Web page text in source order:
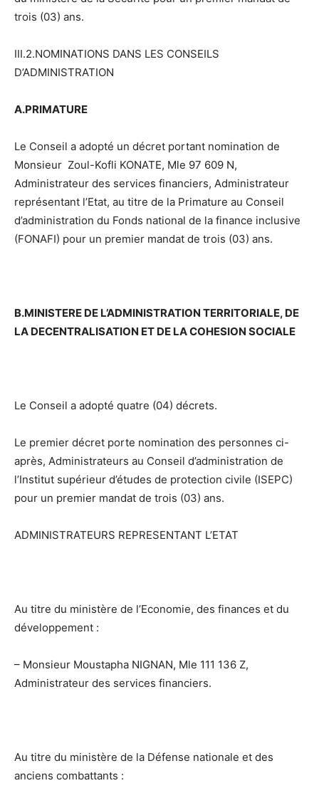
trois (03) ans.
III.2.NOMINATIONS DANS LES CONSEILS
D’ADMINISTRATION
A.PRIMATURE
Le Conseil a adopté un décret portant nomination de
Monsieur Zoul-Kofli KONATE, Mle 97 609 N,
Administrateur des services financiers, Administrateur
représentant l’Etat, au titre de la Primature au Conseil
d’administration du Fonds national de la finance inclusive
(FONAFI) pour un premier mandat de trois (03) ans.
B.MINISTERE DE L’ADMINISTRATION TERRITORIALE, DE
LA DECENTRALISATION ET DE LA COHESION SOCIALE
Le Conseil a adopté quatre (04) décrets.
Le premier décret porte nomination des personnes ci-
après, Administrateurs au Conseil d’administration de
l’Institut supérieur d’études de protection civile (ISEPC)
pour un premier mandat de trois (03) ans.
ADMINISTRATEURS REPRESENTANT L’ETAT
Au titre du ministère de l’Economie, des finances et du
développement :
– Monsieur Moustapha NIGNAN, Mle 111 136 Z,
Administrateur des services financiers.
Au titre du ministère de la Défense nationale et des
anciens combattants :